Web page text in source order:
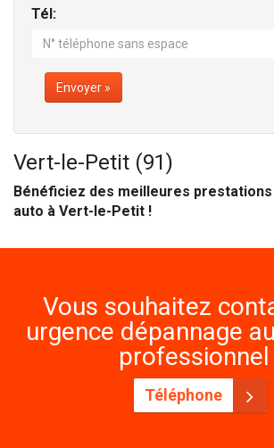
Tél:
Envoyer »
Vert-le-Petit (91)
Bénéficiez des meilleures prestations
auto à Vert-le-Petit !
Vous souhaitez
urgence dépannage
professionnel
Téléphone